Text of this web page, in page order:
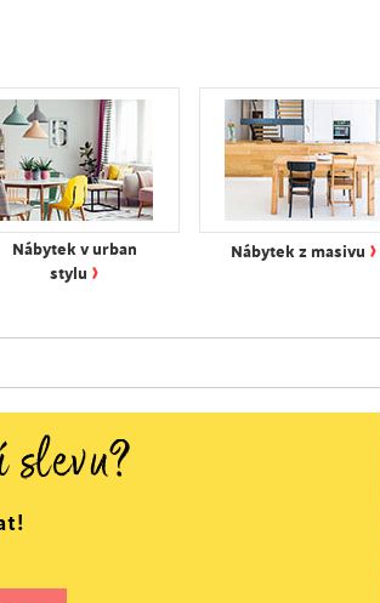
Nábytek v urban
stylu ›
Nábytek z masivu ›
slevu?